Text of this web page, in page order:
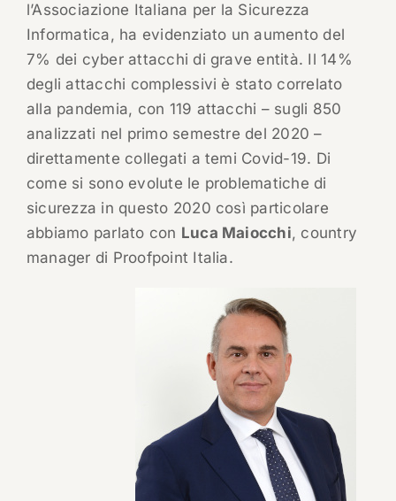
l’Associazione Italiana per la Sicurezza
Informatica, ha evidenziato un aumento del
7% dei cyber attacchi di grave entità. Il 14%
degli attacchi complessivi è stato correlato
alla pandemia, con 119 attacchi – sugli 850
analizzati nel primo semestre del 2020 –
direttamente collegati a temi Covid-19. Di
come si sono evolute le problematiche di
sicurezza in questo 2020 così particolare
abbiamo parlato con Luca Maiocchi, country
manager di Proofpoint Italia.